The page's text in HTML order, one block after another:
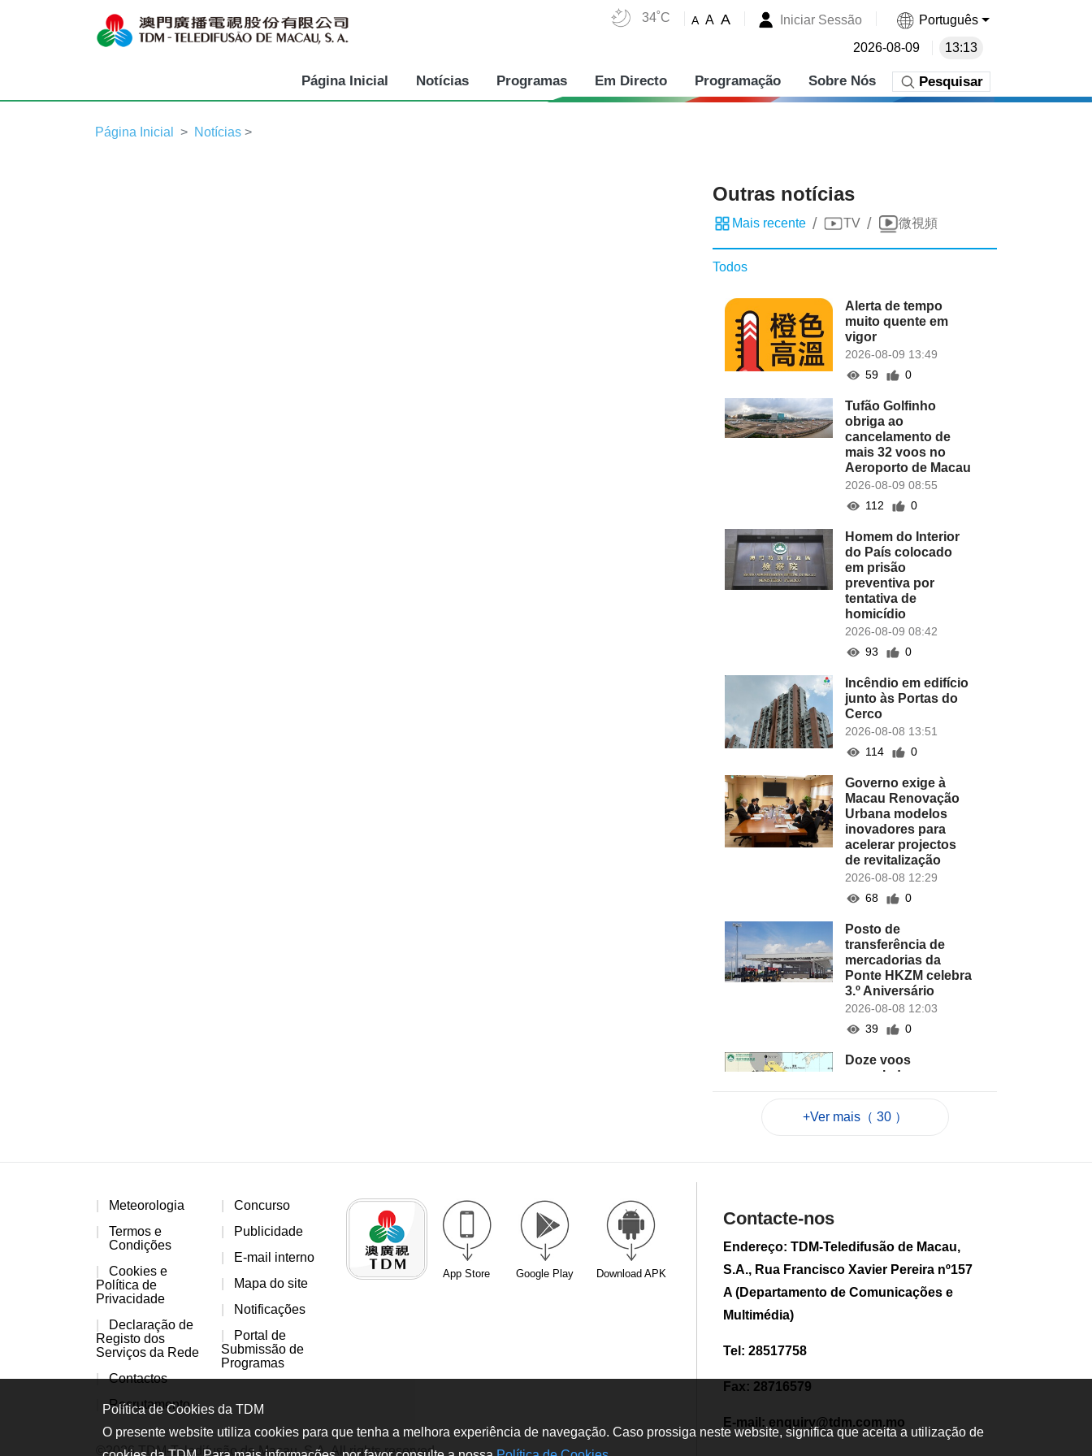
34˚C A A A Iniciar Sessão Português
2026-08-09 13:13
Página Inicial Notícias Programas Em Directo Programação Sobre Nós Pesquisar
Página Inicial Notícias >
Outras notícias
Mais recente / TV / 微視頻
Todos
Alerta de tempo
muito quente em
vigor
2026-08-09 13:49
59
0
Tufão Golfinho
obriga ao
cancelamento de
mais 32 voos no
Aeroporto de Macau
2026-08-09 08:55
112
0
Homem do Interior
do País colocado
em prisão
preventiva por
tentativa de
homicídio
2026-08-09 08:42
93
0
Incêndio em edifício
junto às Portas do
Cerco
2026-08-08 13:51
114
0
Governo exige à
Macau Renovação
Urbana modelos
inovadores para
acelerar projectos
de revitalização
2026-08-08 12:29
68
0
Posto de
transferência de
mercadorias da
Ponte HKZM celebra
3.º Aniversário
2026-08-08 12:03
39
0
Doze voos
cancelados no
tempestade
de isenção de taxas
para voos afectados
2026-08-08 08:56
de 2026
121
+Ver mais（ 30 ）
Meteorologia
Termos e
Condições
Cookies e
Política de
Privacidade
Declaração de
Registo dos
Serviços da Rede
Contactos
Recrutamento
Concurso
Publicidade
E-mail interno
Mapa do site
Notificações
Portal de
Submissão de
Programas
App Store Google Play Download APK
©2026 TDM-Teledifusão de Macau, S.A. All rights reserved
Contacte-nos
Endereço: TDM-Teledifusão de Macau,
S.A., Rua Francisco Xavier Pereira nº157
A (Departamento de Comunicações e
Multimédia)
Tel: 28517758
Fax: 28716579
E-mail: enquiry@tdm.com.mo
Política de Cookies da TDM
O presente website utiliza cookies para que tenha a melhora experiência de navegação. Caso prossiga neste website, significa que aceita a utilização de